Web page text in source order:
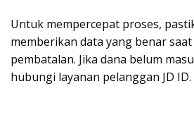
Untuk mempercepat proses,
memberikan data yang benar
pembatalan. Jika dana belum
hubungi layanan pelanggan JD ID.